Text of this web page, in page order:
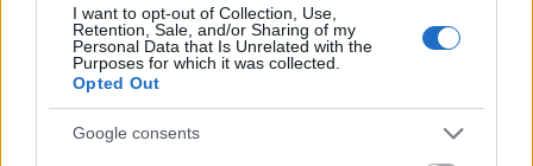
I want to opt-out of Collection, Use,
Retention, Sale, and/or Sharing of my
Personal Data that Is Unrelated with the
Purposes for which it was collected.
Opted Out
Google consents
Maár Gyula életének 80. évében december
20-án hunyt el Budapesten. Hamvaitól szűk
családi körben később vesznek végső búcsút.
Forrás: